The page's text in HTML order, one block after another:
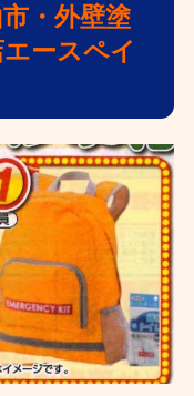
・外壁塗
ースペイ